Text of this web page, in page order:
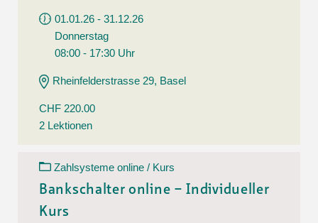
01.01.26 - 31.12.26
Donnerstag
08:00 - 17:30 Uhr
Rheinfelderstrasse 29, Basel
CHF 220.00
2 Lektionen
Zahlsysteme online / Kurs
Bankschalter online – Individueller
Kurs